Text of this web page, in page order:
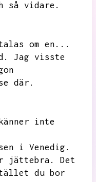
så vidare.
om en...
Jag visste
där.
inte
i Venedig.
jättebra.
Det
du bor